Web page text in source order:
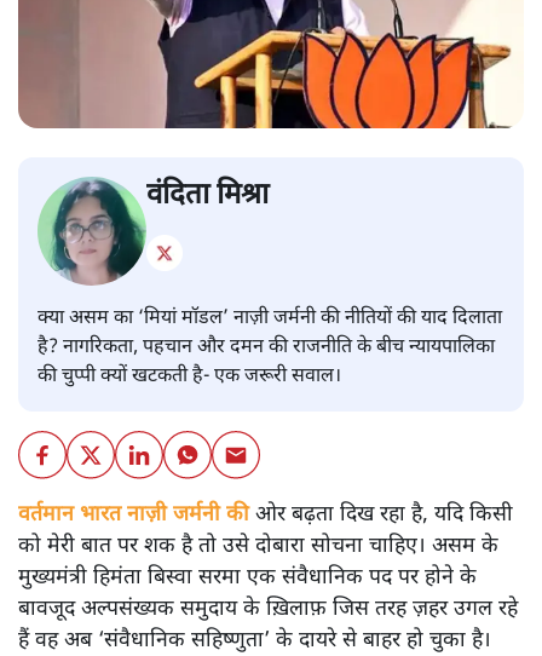
वंदिता मिश्रा
क्या असम का ‘मियां मॉडल’ नाज़ी जर्मनी की नीतियों की याद दिलाता
है? नागरिकता, पहचान और दमन की राजनीति के बीच न्यायपालिका
की चुप्पी क्यों खटकती है- एक जरूरी सवाल।
वर्तमान भारत नाज़ी जर्मनी कीओर बढ़ता दिख रहा है, यदि किसी
को मेरी बात पर शक है तो उसे दोबारा सोचना चाहिए। असम के
मुख्यमंत्री हिमंता बिस्वा सरमा एक संवैधानिक पद पर होने के
बावजूद अल्पसंख्यक समुदाय के ख़िलाफ़ जिस तरह ज़हर उगल रहे
हैं वह अब ‘संवैधानिक सहिष्णुता’ के दायरे से बाहर हो चुका है।